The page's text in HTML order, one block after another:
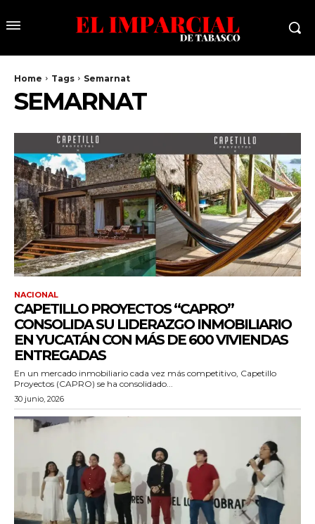
Home Tags Semarnat
SEMARNAT
NACIONAL
CAPETILLO PROYECTOS “CAPRO”
CONSOLIDA SU LIDERAZGO INMOBILIARIO
EN YUCATÁN CON MÁS DE 600 VIVIENDAS
ENTREGADAS
En un mercado inmobiliario cada vez más competitivo, Capetillo
Proyectos (CAPRO) se ha consolidado...
30 junio, 2026